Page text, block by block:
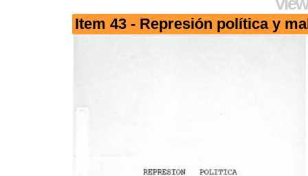
Item 43 - Represión política y